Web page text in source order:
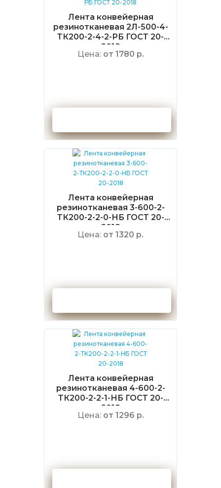
Лента конвейерная
резинотканевая 2Л-500-4-
ТК200-2-4-2-РБ ГОСТ 20-
2018
Цена: от 1780 р.
Лента конвейерная
резинотканевая 3-600-2-
ТК200-2-2-0-НБ ГОСТ 20-
2018
Цена: от 1320 р.
Лента конвейерная
резинотканевая 4-600-2-
ТК200-2-2-1-НБ ГОСТ 20-
2018
Цена: от 1296 р.